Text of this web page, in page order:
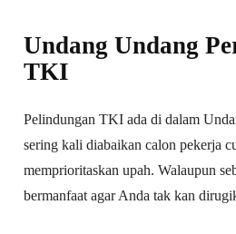
Undang Undang
TKI
Pelindungan TKI ada di dalam
sering kali diabaikan calon pekerja
memprioritaskan upah. Walaupun
bermanfaat agar Anda tak kan